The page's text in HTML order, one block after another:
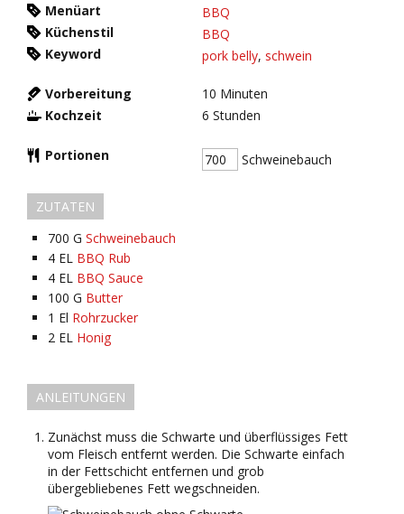
Menüart
BBQ
Küchenstil
BBQ
Keyword
pork belly, schwein
Vorbereitung 10 Minuten
Kochzeit
6 Stunden
Portionen Schweinebauch
ZUTATEN
700 G Schweinebauch
4 EL BBQ Rub
4 EL BBQ Sauce
100 G Butter
1 El Rohrzucker
2 EL Honig
ANLEITUNGEN
Zunächst muss die Schwarte und überflüssiges Fett
vom Fleisch entfernt werden. Die Schwarte einfach
in der Fettschicht entfernen und grob
übergebliebenes Fett wegschneiden.